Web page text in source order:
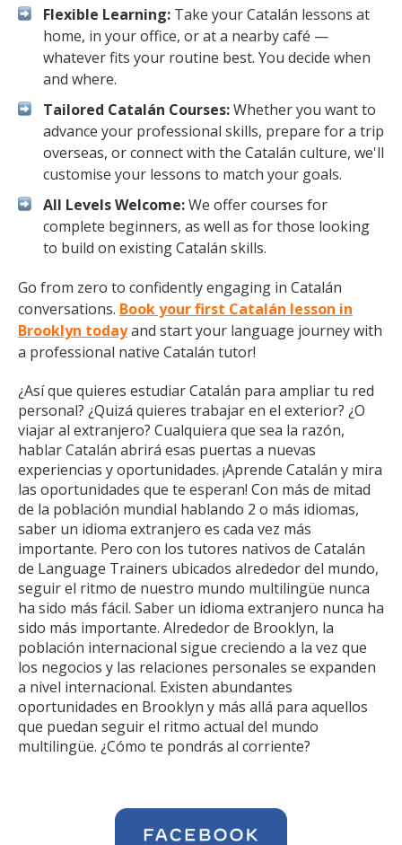
Flexible Learning: Take your Catalán lessons at
home, in your office, or at a nearby café —
whatever fits your routine best. You decide when
and where.
Tailored Catalán Courses:Whether you want to
advance your professional skills, prepare for a trip
overseas, or connect with the Catalán culture, we'll
customise your lessons to match your goals.
All Levels Welcome:We offer courses for
complete beginners, as well as for those looking
to build on existing Catalán skills.
Go from zero to confidently engaging in Catalán
conversations. Book your first Catalán lesson in
Brooklyn todayand start your language journey with
a professional native Catalán tutor!
¿Así que quieres estudiar Catalán para ampliar tu red
personal? ¿Quizá quieres trabajar en el exterior? ¿O
viajar al extranjero? Cualquiera que sea la razón,
hablar Catalán abrirá esas puertas a nuevas
experiencias y oportunidades. ¡Aprende Catalán y mira
las oportunidades que te esperan! Con más de mitad
de la población mundial hablando 2 o más idiomas,
saber un idioma extranjero es cada vez más
importante. Pero con los tutores nativos de Catalán
de Language Trainers ubicados alrededor del mundo,
seguir el ritmo de nuestro mundo multilingüe nunca
ha sido más fácil. Saber un idioma extranjero nunca ha
sido más importante. Alrededor de Brooklyn, la
población internacional sigue creciendo a la vez que
los negocios y las relaciones personales se expanden
a nivel internacional. Existen abundantes
oportunidades en Brooklyn y más allá para aquellos
que puedan seguir el ritmo actual del mundo
multilingüe. ¿Cómo te pondrás al corriente?